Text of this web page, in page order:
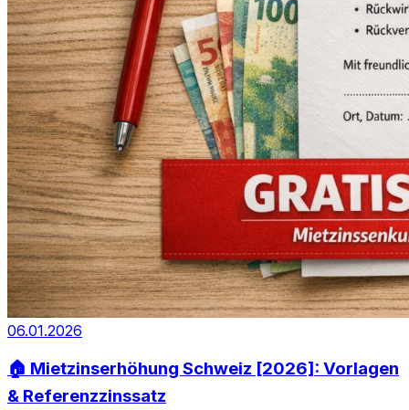
06.01.2026
🏠 Mietzinserhöhung Schweiz [2026]: Vorlagen
& Referenzzinssatz